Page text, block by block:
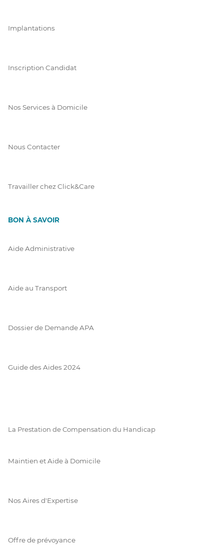
Implantations
Inscription Candidat
Nos Services à Domicile
Nous Contacter
Travailler chez Click&Care
BON À SAVOIR
Aide Administrative
Aide au Transport
Dossier de Demande APA
Guide des Aides 2024
La Prestation de Compensation du Handicap
Maintien et Aide à Domicile
Nos Aires d'Expertise
Offre de prévoyance